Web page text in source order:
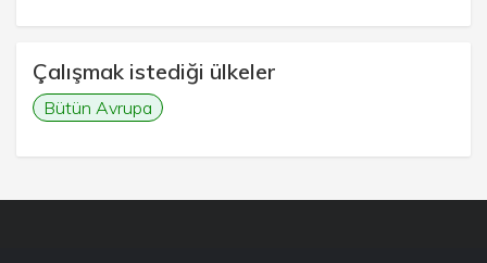
Çalışmak istediği ülkeler
Bütün Avrupa